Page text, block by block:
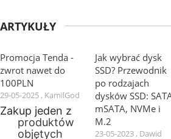
ARTYKUŁY
Promocja Tenda -
zwrot nawet do
100PLN
29-05-2025 , KamilGod
Zakup jeden z
produktów
objętych
Jak wybrać dysk
SSD? Przewodnik
po rodzajach
dysków SSD:
mSATA, NVMe i
M.2
23-05-2023 , Dawid